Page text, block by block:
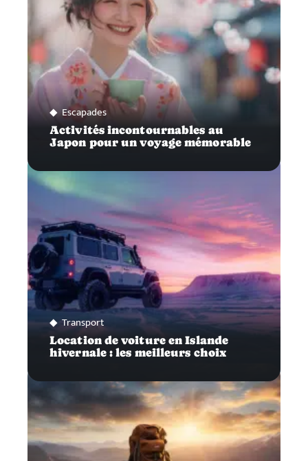
Escapades
Activités incontournables au
Japon pour un voyage mémorable
Transport
Location de voiture en Islande
hivernale : les meilleurs choix